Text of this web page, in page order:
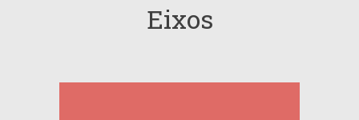
Eixos